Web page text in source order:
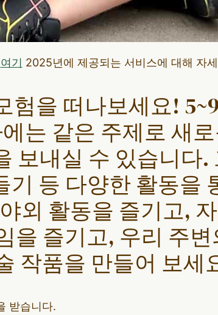
여기 2025년에 제공되는 서비스에 대해 자
험을 떠나보세요!
는 같은 주제로 새
보내실 수 있습니다.
기 등 다양한 활동을
외 활동을 즐기고,
을 즐기고, 우리 주변
작품을 만들어 보세
받습니다.